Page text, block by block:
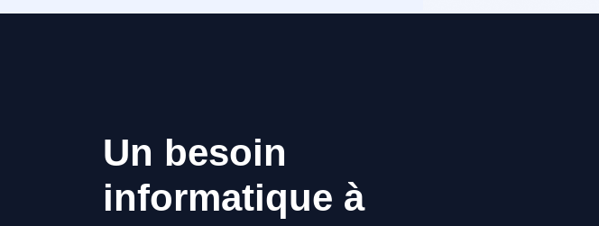
Un besoin
informatique à